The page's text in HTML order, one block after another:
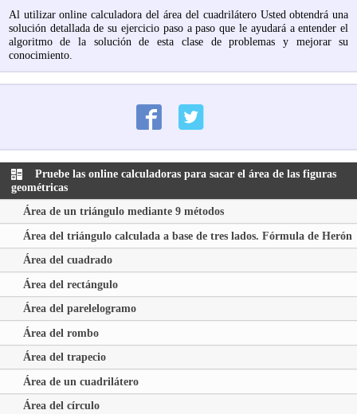
Al utilizar online calculadora del área del cuadrilátero Usted obtendrá una
solución detallada de su ejercicio paso a paso que le ayudará a entender el
algoritmo de la solución de esta clase de problemas y mejorar su
conocimiento.
Pruebe las online calculadoras para sacar el área de las figuras
geométricas
Área de un triángulo mediante 9 métodos
Área del triángulo calculada a base de tres lados. Fórmula de Herón
Área del cuadrado
Área del rectángulo
Área del parelelogramo
Área del rombo
Área del trapecio
Área de un cuadrilátero
Área del círculo